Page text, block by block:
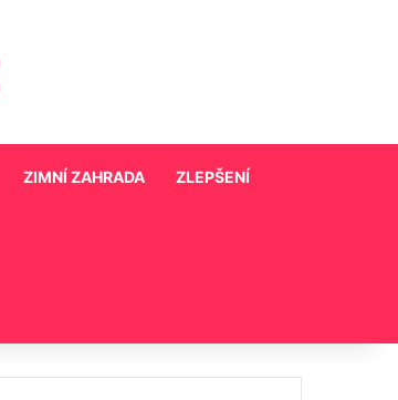
ZIMNÍ ZAHRADA ZLEPŠENÍ